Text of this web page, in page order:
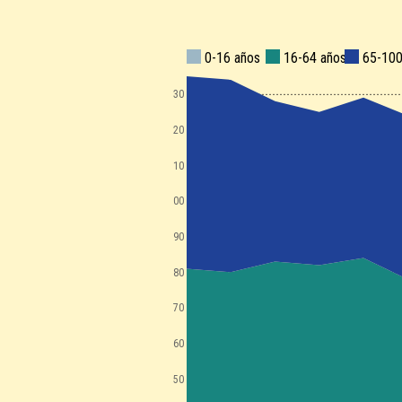
50
60
70
80
90
100
110
120
130
0-16 años 16-64 años 65-